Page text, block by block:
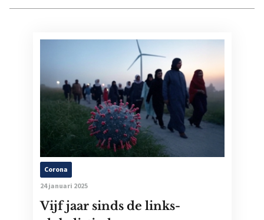
Corona
24 januari 2025
Vijf jaar sinds de links-